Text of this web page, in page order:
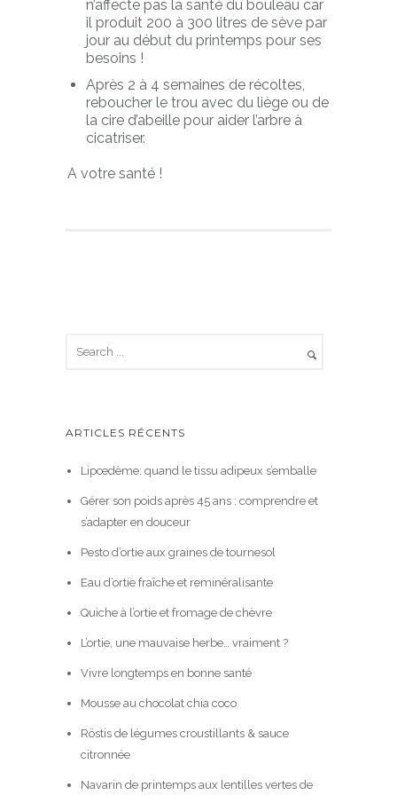
n’affecte pas la santé du bouleau car
il produit 200 à 300 litres de sève par
jour au début du printemps pour ses
besoins !
Après 2 à 4 semaines de récoltes,
reboucher le trou avec du liège ou de
la cire d’abeille pour aider l’arbre à
cicatriser.
A votre santé !
ARTICLES RÉCENTS
Lipœdème: quand le tissu adipeux s’emballe
Gérer son poids après 45 ans : comprendre et
s’adapter en douceur
Pesto d’ortie aux graines de tournesol
Eau d’ortie fraîche et reminéralisante
Quiche à l’ortie et fromage de chèvre
L’ortie, une mauvaise herbe… vraiment ?
Vivre longtemps en bonne santé
Mousse au chocolat chia coco
Röstis de légumes croustillants & sauce
citronnée
Navarin de printemps aux lentilles vertes de